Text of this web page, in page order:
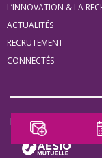
les
minis
site
L’INNOVATION & LA
ACTUALITÉS
RECRUTEMENT
CONNECTÉS
Notre Partenaire